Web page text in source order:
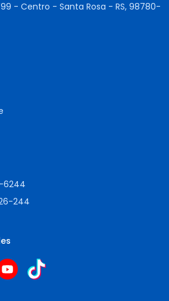
- Centro - Santa Rosa - RS, 98780-
6244
244